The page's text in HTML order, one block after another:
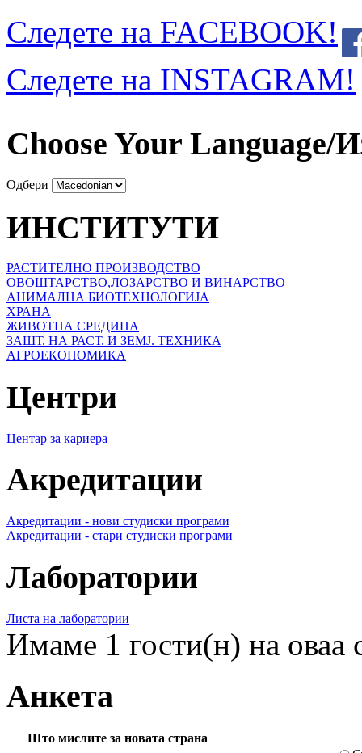
Следете на FACEBOOK!
Следете на INSTAGRAM!
Choose Your Language/
Одбери
ИНСТИТУТИ
РАСТИТЕЛНО ПРОИЗВОДСТВО
ОВОШТАРСТВО,ЛОЗАРСТВО И ВИНАРСТВО
АНИМАЛНА БИОТЕХНОЛОГИЈА
ХРАНА
ЖИВОТНА СРЕДИНА
ЗАШТ. НА РАСТ. И ЗЕМЈ. ТЕХНИКА
АГРОЕКОНОМИКА
Центри
Центар за кариера
Акредитации
Акредитации - нови студиски програми
Акредитации - стари студиски програми
Лаборатории
Листа на лаборатории
Имаме 1 гости(н) на оваа
Анкета
Што мислите за новата страна